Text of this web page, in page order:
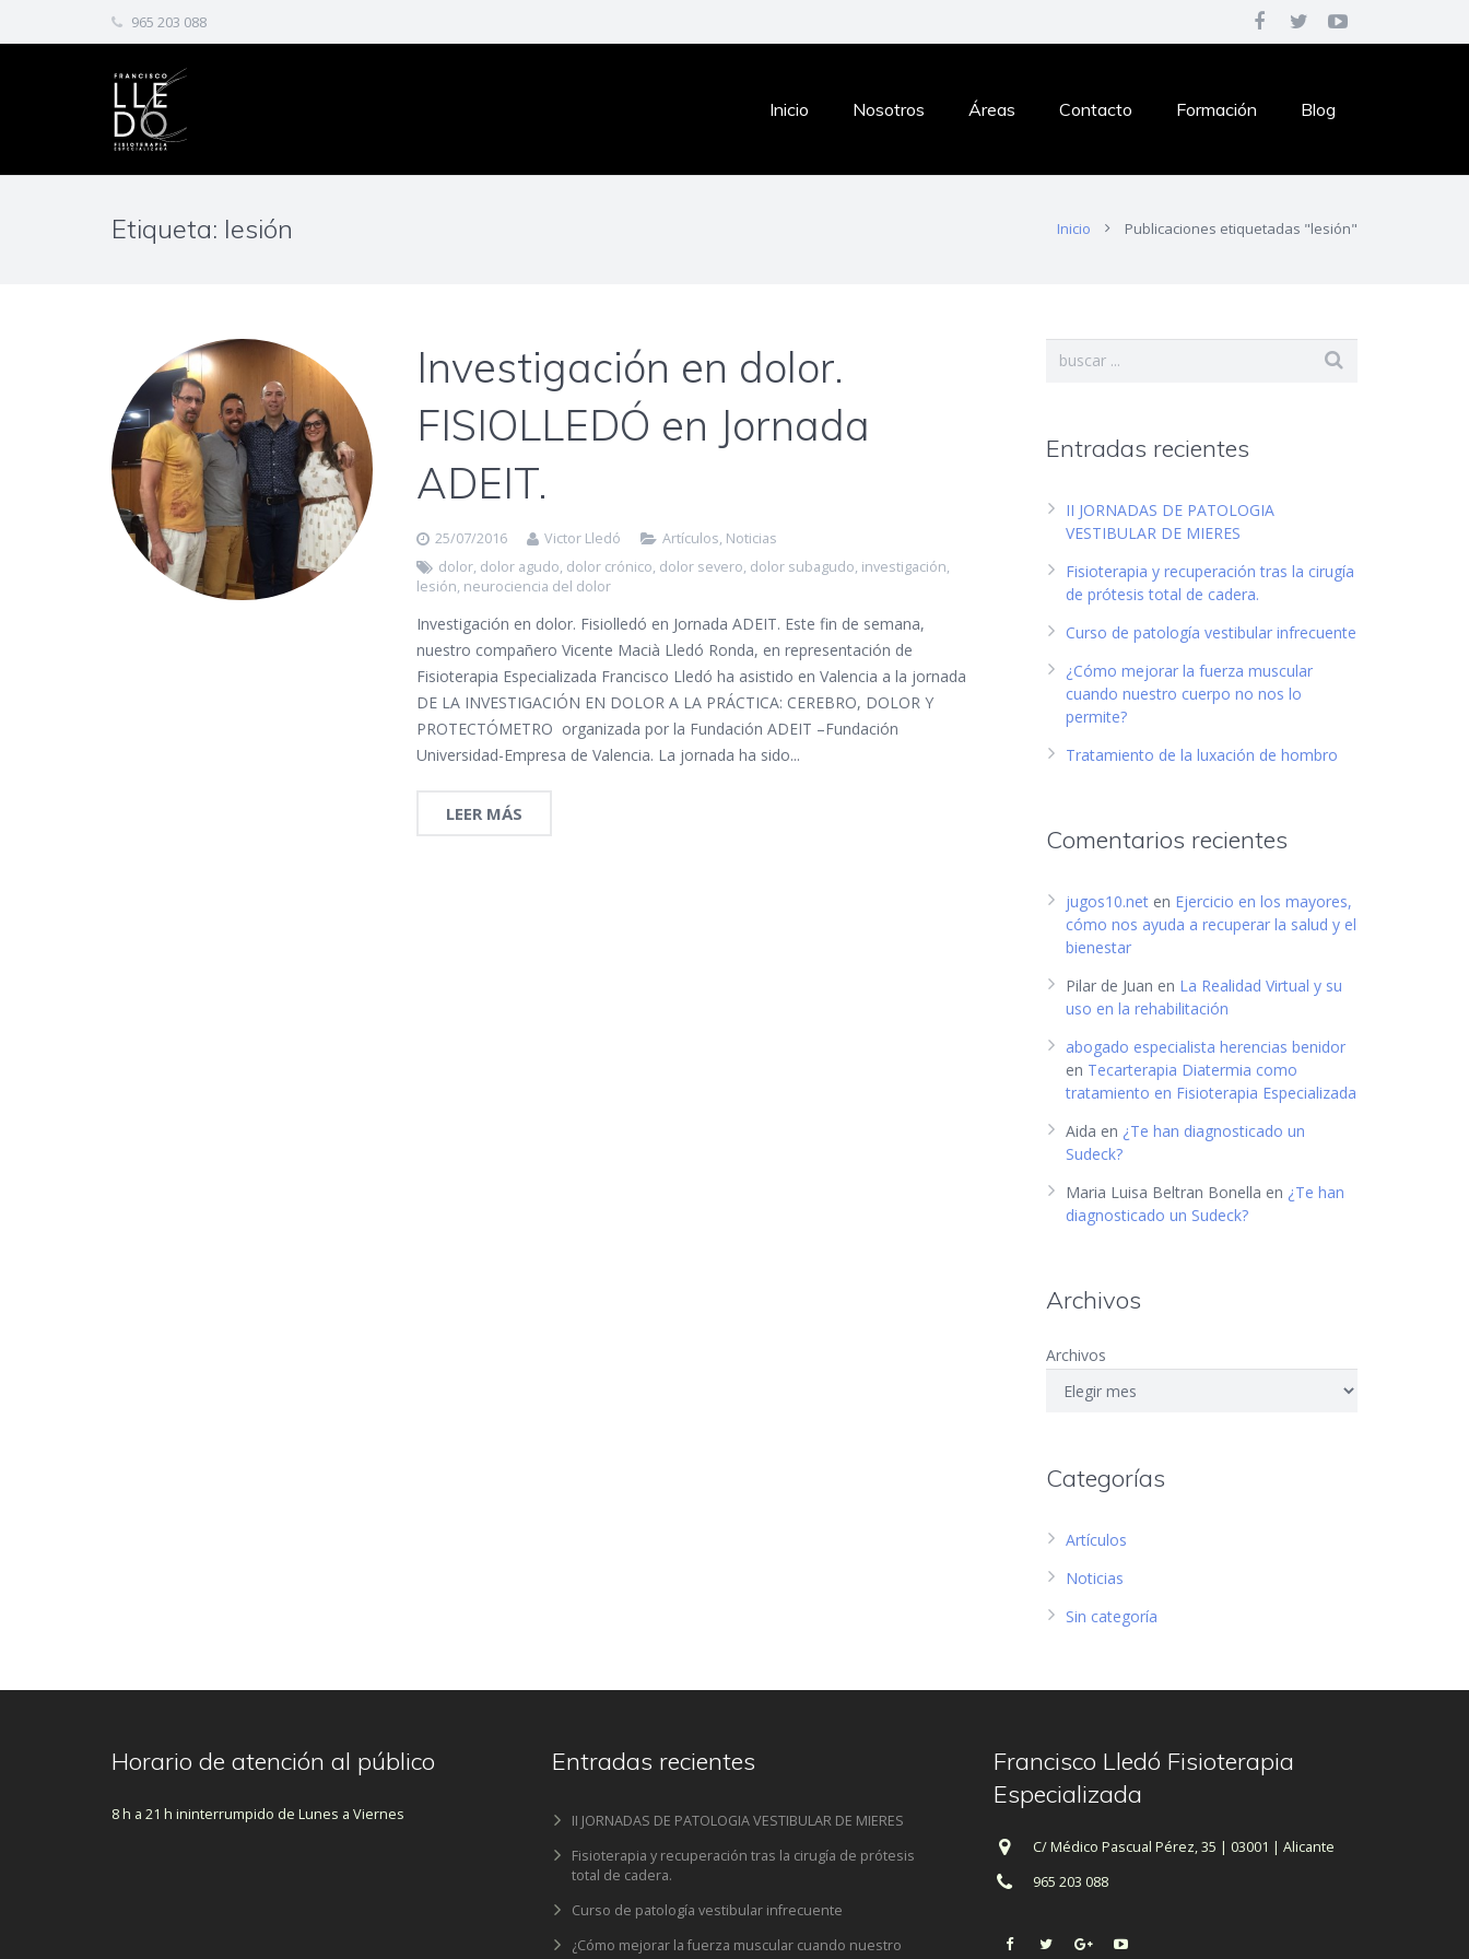
965 203 088
Inicio Nosotros Áreas Contacto Formación Blog
Etiqueta: lesión Inicio Publicaciones etiquetadas "lesión"
Investigación en dolor.
FISIOLLEDÓ en Jornada
ADEIT.
25/07/2016 Victor Lledó Artículos, Noticias
dolor, dolor agudo, dolor crónico, dolor severo, dolor subagudo, investigación,
lesión, neurociencia del dolor
Investigación en dolor. Fisiolledó en Jornada ADEIT. Este fin de semana,
nuestro compañero Vicente Macià Lledó Ronda, en representación de
Fisioterapia Especializada Francisco Lledó ha asistido en Valencia a la jornada
DE LA INVESTIGACIÓN EN DOLOR A LA PRÁCTICA: CEREBRO, DOLOR Y
PROTECTÓMETRO organizada por la Fundación ADEIT –Fundación
Universidad-Empresa de Valencia. La jornada ha sido...
LEER MÁS
Entradas recientes
II JORNADAS DE PATOLOGIA
VESTIBULAR DE MIERES
Fisioterapia y recuperación tras la cirugía
de prótesis total de cadera.
Curso de patología vestibular infrecuente
¿Cómo mejorar la fuerza muscular
cuando nuestro cuerpo no nos lo
permite?
Tratamiento de la luxación de hombro
Comentarios recientes
jugos10.net en Ejercicio en los mayores,
cómo nos ayuda a recuperar la salud y el
bienestar
Pilar de Juan en La Realidad Virtual y su
uso en la rehabilitación
abogado especialista herencias benidor
en Tecarterapia Diatermia como
tratamiento en Fisioterapia Especializada
Aida en ¿Te han diagnosticado un
Sudeck?
Maria Luisa Beltran Bonella en ¿Te han
diagnosticado un Sudeck?
Archivos
Archivos
Categorías
Artículos
Noticias
Sin categoría
Horario de atención al público
8 h a 21 h ininterrumpido de Lunes a Viernes
Entradas recientes
II JORNADAS DE PATOLOGIA VESTIBULAR DE MIERES
Fisioterapia y recuperación tras la cirugía de prótesis
total de cadera.
Curso de patología vestibular infrecuente
¿Cómo mejorar la fuerza muscular cuando nuestro
Francisco Lledó Fisioterapia
Especializada
C/ Médico Pascual Pérez, 35 | 03001 | Alicante
965 203 088